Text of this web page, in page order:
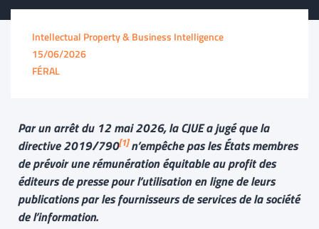
Intellectual Property & Business Intelligence
15/06/2026
FÉRAL
Par un arrêt du 12 mai 2026, la CJUE a jugé que la
directive 2019/790[1]n’empêche pas les États membres
de prévoir une rémunération équitable au profit des
éditeurs de presse pour l’utilisation en ligne de leurs
publications par les fournisseurs de services de la société
de l’information.